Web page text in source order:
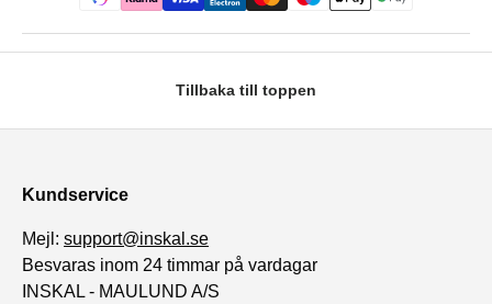
Tillbaka till toppen
Kundservice
Mejl: support@inskal.se
Besvaras inom 24 timmar på vardagar
INSKAL - MAULUND A/S